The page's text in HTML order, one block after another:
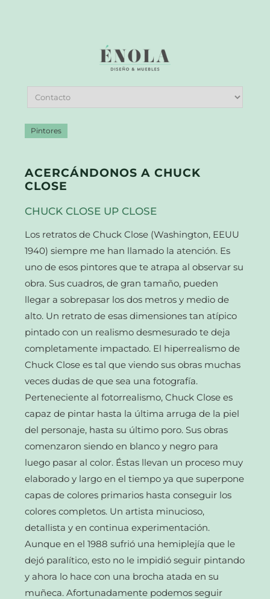
Pintores
ACERCÁNDONOS A CHUCK
CLOSE
CHUCK CLOSE UP CLOSE
Los retratos de Chuck Close (Washington, EEUU
1940) siempre me han llamado la atención. Es
uno de esos pintores que te atrapa al observar su
obra. Sus cuadros, de gran tamaño, pueden
llegar a sobrepasar los dos metros y medio de
alto. Un retrato de esas dimensiones tan atípico
pintado con un realismo desmesurado te deja
completamente impactado. El hiperrealismo de
Chuck Close es tal que viendo sus obras muchas
veces dudas de que sea una fotografía.
Perteneciente al fotorrealismo, Chuck Close es
capaz de pintar hasta la última arruga de la piel
del personaje, hasta su último poro. Sus obras
comenzaron siendo en blanco y negro para
luego pasar al color. Éstas llevan un proceso muy
elaborado y largo en el tiempo ya que superpone
capas de colores primarios hasta conseguir los
colores completos. Un artista minucioso,
detallista y en continua experimentación.
Aunque en el 1988 sufrió una hemiplejía que le
dejó paralítico, esto no le impidió seguir pintando
y ahora lo hace con una brocha atada en su
muñeca. Afortunadamente podemos seguir